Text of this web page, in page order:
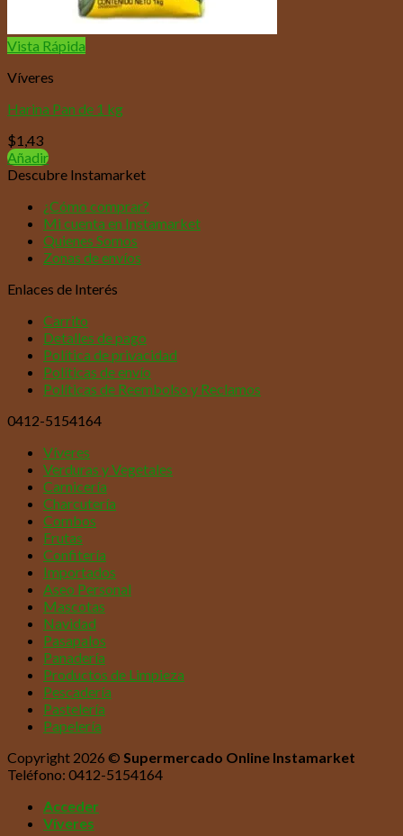
Vista Rápida
Víveres
Harina Pan de 1 kg
$1,43
Añadir
Descubre Instamarket
¿Cómo comprar?
Mi cuenta en Instamarket
Quienes Somos
Zonas de envíos
Enlaces de Interés
Carrito
Detalles de pago
Política de privacidad
Políticas de envío
Políticas de Reembolso y Reclamos
0412-5154164
Víveres
Verduras y Vegetales
Carnicería
Charcutería
Combos
Frutas
Confitería
Importados
Aseo Personal
Mascotas
Navidad
Pasapalos
Panadería
Productos de Limpieza
Pescadería
Pastelería
Papelería
Copyright 2026 © Supermercado Online Instamarket
Teléfono: 0412-5154164
Acceder
Víveres